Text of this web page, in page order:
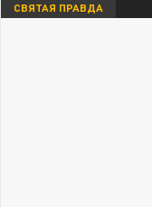
СВЯТАЯ ПРАВДА